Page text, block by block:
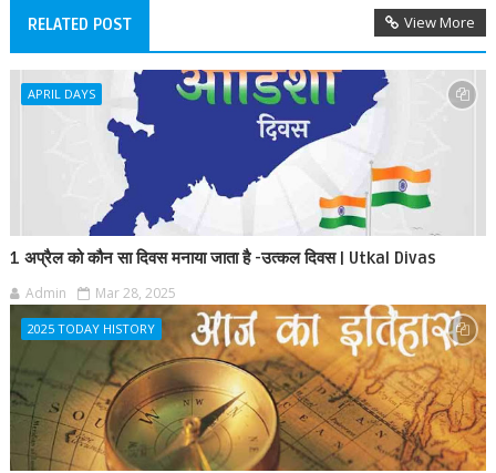
RELATED POST View More
APRIL DAYS
1 अप्रैल को कौन सा दिवस मनाया जाता है -उत्कल दिवस | Utkal Divas
Admin Mar 28, 2025
2025 TODAY HISTORY